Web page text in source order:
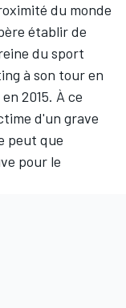
du monde
établir de
du sport
à son tour en
2015. À ce
d'un grave
peut que
pour le